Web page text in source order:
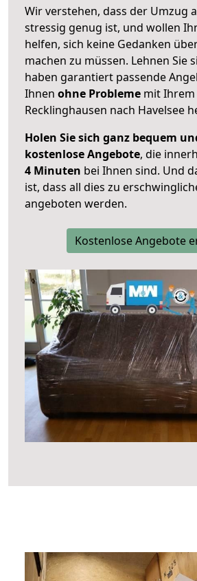
Wir verstehen, dass der Umzug
stressig genug ist, und wollen
helfen, sich keine Gedanken
machen zu müssen. Lehnen Sie
haben garantiert passende
Ihnen ohne Probleme mit
Recklinghausen nach Havelsee
Holen Sie sich ganz bequem
kostenlose Angebote, die
4 Minuten bei Ihnen sind. Und
ist, dass all dies zu
angeboten werden.
Kostenlose Angebote